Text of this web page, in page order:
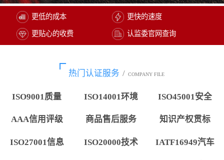
更低的成本 更快的速度
更贴心的收费 认监委官网查询
热门认证服务 / COMPANY FILE
ISO9001质量 ISO14001环境 ISO45001安全
AAA信用评级 商品售后服务 知识产权贯标
ISO27001信息 ISO20000技术 IATF16949汽车